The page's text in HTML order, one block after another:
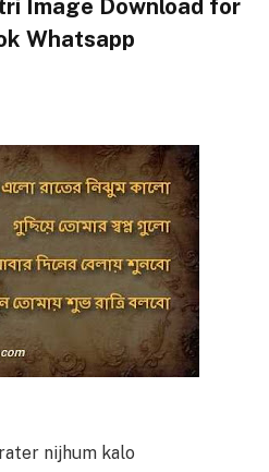
Image Download for
Whatsapp
nijhum kalo